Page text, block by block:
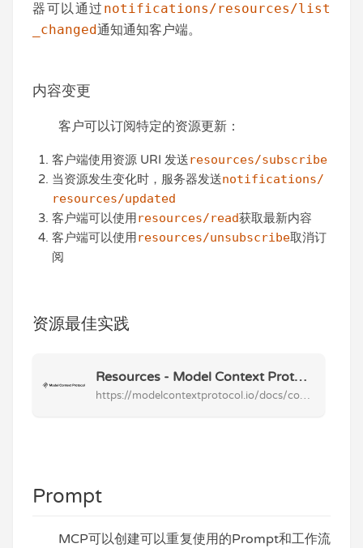
器可以通过 notifications/resources/list
_changed通知通知客户端。
内容变更
客户可以订阅特定的资源更新：
客户端使用资源 URI 发送resources/subscribe
当资源发生变化时，服务器发送notifications/
resources/updated
客户端可以使用 resources/read获取最新内容
客户端可以使用 resources/unsubscribe取消订
阅
资源最佳实践
Resources - Model Context Protocol Expose data and content from your servers to LLMs
https://modelcontextprotocol.io/docs/concepts/resources#best-practices
Prompt
MCP可以创建可以重复使用的Prompt和工作流